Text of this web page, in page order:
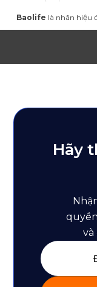
Baolife là nhãn hiệu
Hãy
và